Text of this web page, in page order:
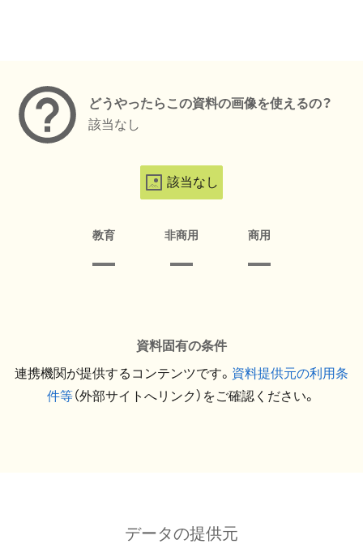
どうやったらこの資料の画像を使えるの？
該当なし
該当なし
教育 非商用 商用
資料固有の条件
連携機関が提供するコンテンツです。 資料提供元の利用条
件等（外部サイトへリンク）をご確認ください。
データの提供元